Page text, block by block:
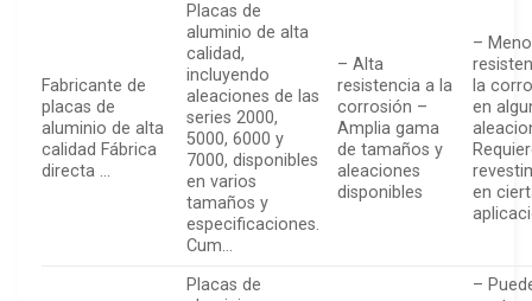
Fabricante de
placas de
aluminio de alta
calidad Fábrica
directa …
Placas de
aluminio de alta
calidad,
incluyendo
aleaciones de las
series 2000,
5000, 6000 y
7000, disponibles
en varios
tamaños y
especificaciones.
Cum…
– Alta
resistencia a la
corrosión –
Amplia gama
de tamaños y
aleaciones
disponibles
–
la
en
en
Placas de
–